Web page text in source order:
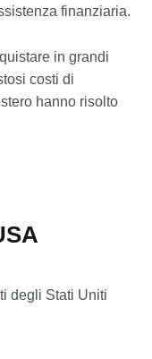
finanziaria.
in grandi
costi di
hanno risolto
degli Stati Uniti